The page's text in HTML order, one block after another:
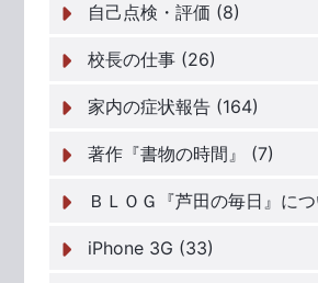
自己点検・評価 (8)
校長の仕事 (26)
家内の症状報告 (164)
著作『書物の時間』 (7)
ＢＬＯＧ『芦田の毎日』に
iPhone 3G (33)